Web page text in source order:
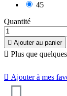
45
Quantité
 Ajouter au panier
 Plus que
 Ajouter à mes